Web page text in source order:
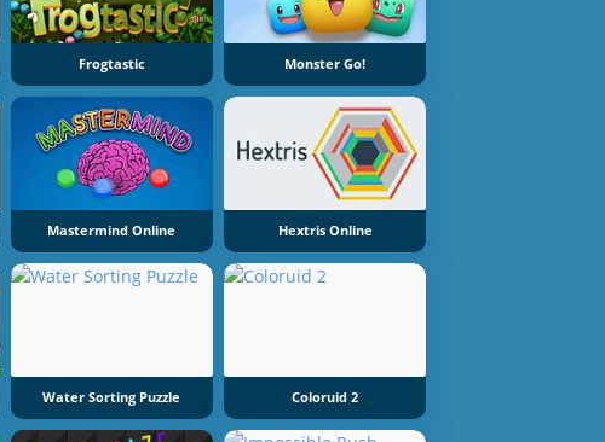
Frogtastic Monster Go!
Mastermind Online Hextris Online
Water Sorting Puzzle Coloruid 2